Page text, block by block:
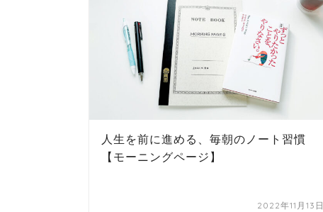
人生を前に進める、毎朝のノート習慣
【モーニングページ】
2022年11月13日